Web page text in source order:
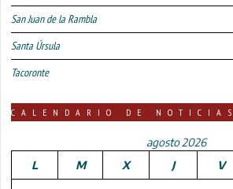
San Juan de la Rambla
Santa Úrsula
Tacoronte
CALENDARIO DE NOTICIAS
agosto 2026
L
M X J V